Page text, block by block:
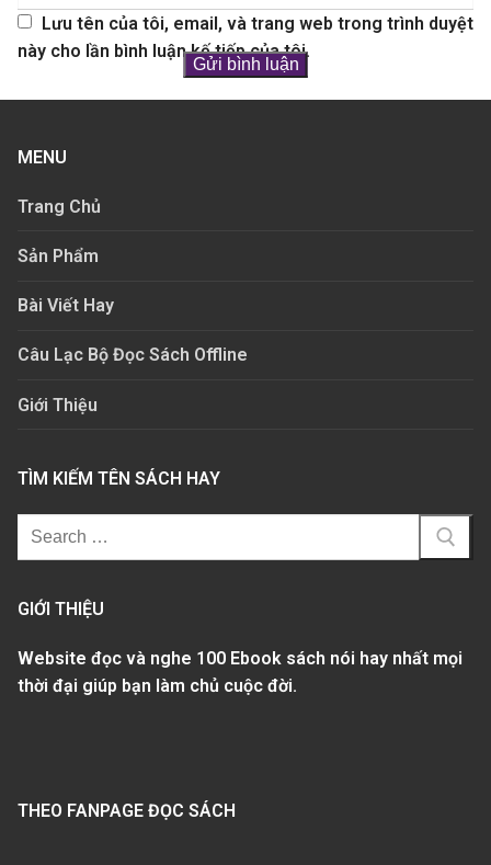
Lưu tên của tôi, email, và trang web trong trình duyệt
này cho lần bình luận kế tiếp của tôi.
MENU
Trang Chủ
Sản Phẩm
Bài Viết Hay
Câu Lạc Bộ Đọc Sách Offline
Giới Thiệu
TÌM KIẾM TÊN SÁCH HAY
GIỚI THIỆU
Website đọc và nghe 100 Ebook sách nói hay nhất mọi
thời đại giúp bạn làm chủ cuộc đời.
THEO FANPAGE ĐỌC SÁCH